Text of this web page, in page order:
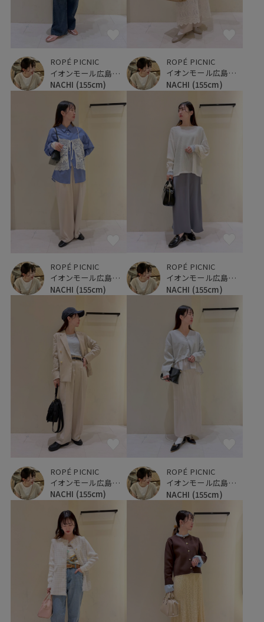
ROPÉ PICNIC
イオンモール広島府中
NACHI (155cm)
ROPÉ PICNIC
イオンモール広島府中
NACHI (155cm)
ROPÉ PICNIC
イオンモール広島府中
NACHI (155cm)
ROPÉ PICNIC
イオンモール広島府中
NACHI (155cm)
ROPÉ PICNIC
イオンモール広島府中
NACHI (155cm)
ROPÉ PICNIC
イオンモール広島府中
NACHI (155cm)